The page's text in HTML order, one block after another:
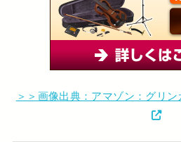
＞＞画像出典：アマゾン：グリ